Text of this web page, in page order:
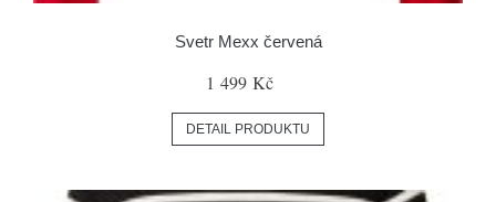
Svetr Mexx červená
1 499 Kč
DETAIL PRODUKTU